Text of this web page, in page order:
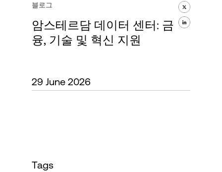
전문성 및 리소스
블로그
암스테르담 데이터 센터: 금
융, 기술 및 혁신 지원
29 June 2026
Tags